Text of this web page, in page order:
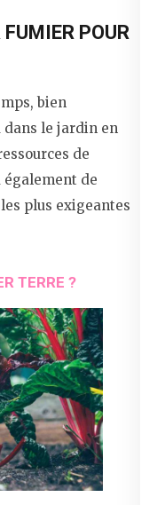
POUR
bien
dans le jardin en
de
également de
plus exigeantes
TERRE ?